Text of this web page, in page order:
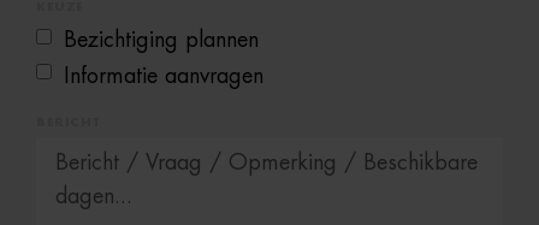
Bezichtiging plannen
Informatie aanvragen